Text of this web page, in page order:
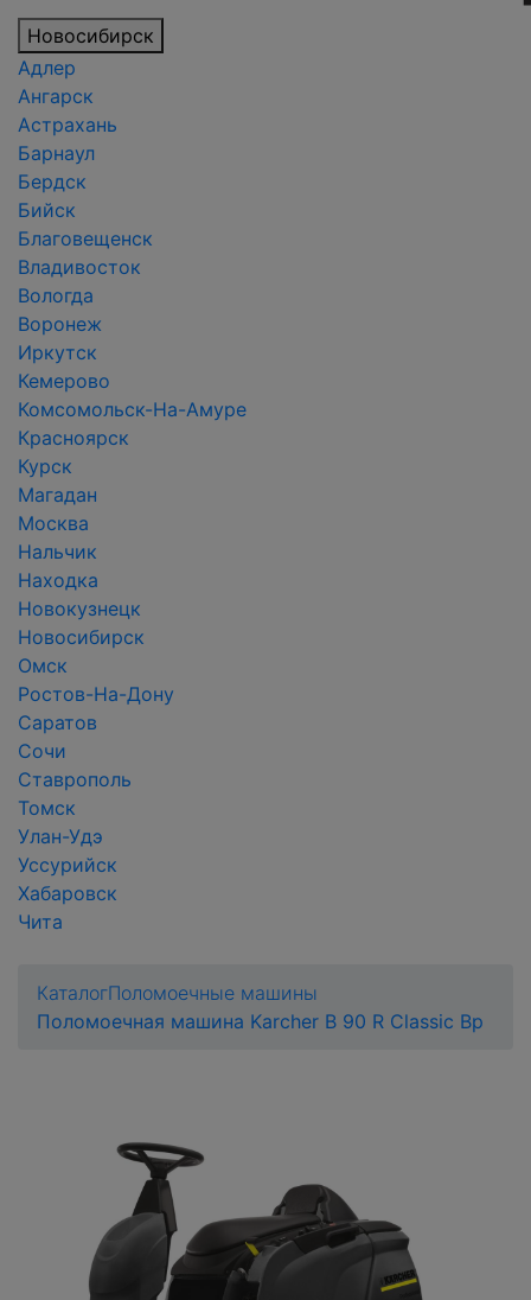
Новосибирск
Адлер
Ангарск
Астрахань
Барнаул
Бердск
Бийск
Благовещенск
Владивосток
Вологда
Воронеж
Иркутск
Кемерово
Комсомольск-На-Амуре
Красноярск
Курск
Магадан
Москва
Нальчик
Находка
Новокузнецк
Новосибирск
Омск
Ростов-На-Дону
Саратов
Сочи
Ставрополь
Томск
Улан-Удэ
Уссурийск
Хабаровск
Чита
КаталогПоломоечные машины
Поломоечная машина Karcher B 90 R Classic Bp